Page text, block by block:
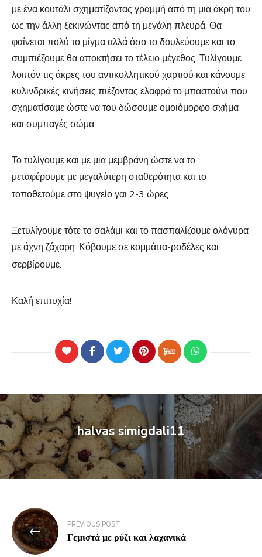
με ένα κουτάλι σχηματίζοντας γραμμή από τη μια άκρη του
ως την άλλη ξεκινώντας από τη μεγάλη πλευρά. Θα
φαίνεται πολύ το μίγμα αλλά όσο το δουλεύουμε και το
συμπιέζουμε θα αποκτήσει το τέλειο μέγεθος. Τυλίγουμε
λοιπόν τις άκρες του αντικολλητικού χαρτιού και κάνουμε
κυλινδρικές κινήσεις πιέζοντας ελαφρά το μπαστούνι που
σχηματίσαμε ώστε να του δώσουμε ομοιόμορφο σχήμα
και συμπαγές σώμα.
Το τυλίγουμε και με μια μεμβράνη ώστε να το
μεταφέρουμε με μεγαλύτερη σταθερότητα και το
τοποθετούμε στο ψυγείο γαι 2-3 ώρες.
Ξετυλίγουμε τότε το σαλάμι και το πασπαλίζουμε ολόγυρα
με άχνη ζάχαρη. Κόβουμε σε κομμάτια-ροδέλες και
σερβίρουμε.
Καλή επιτυχία!
halvas simigdali11
PREVIOUS POST
Γεμιστά με ρύζι και λαχανικά